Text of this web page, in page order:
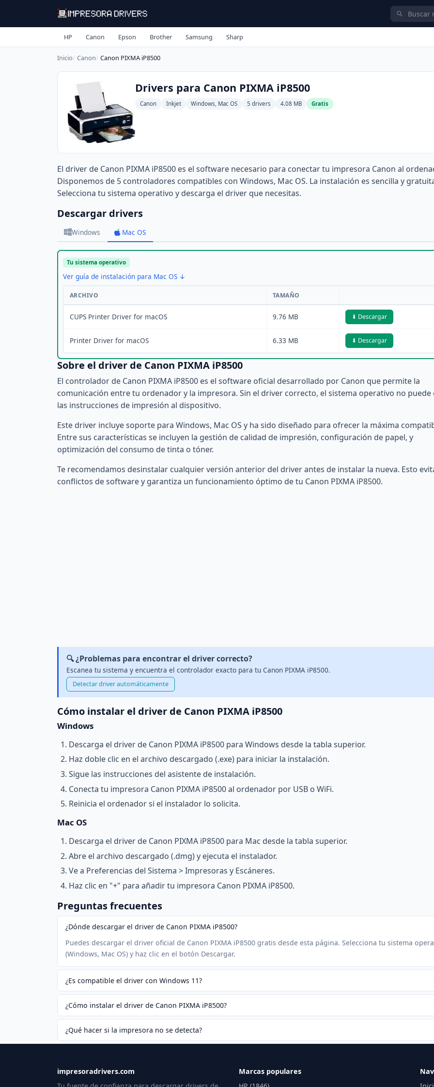
HP Canon Epson Brother Samsung Sharp
Inicio Canon Canon PIXMA iP8500
Drivers para Canon PIXMA iP8500
Canon Inkjet Windows, Mac OS 5 drivers 4.08 MB Gratis
El driver de Canon PIXMA iP8500 es el software necesario para conectar tu impresora Canon al
Disponemos de 5 controladores compatibles con Windows, Mac OS. La instalación es sencilla y
Selecciona tu sistema operativo y descarga el driver que necesitas.
Descargar drivers
Windows Mac OS
Tu sistema operativo
Ver guía de instalación para Mac OS ↓
ARCHIVO TAMAÑO
CUPS Printer Driver for macOS 9.76 MB ⬇ Descargar
Printer Driver for macOS 6.33 MB ⬇ Descargar
Sobre el driver de Canon PIXMA iP8500
El controlador de Canon PIXMA iP8500 es el software oficial desarrollado por Canon que permite la
comunicación entre tu ordenador y la impresora. Sin el driver correcto, el sistema operativo no puede
las instrucciones de impresión al dispositivo.
Este driver incluye soporte para Windows, Mac OS y ha sido diseñado para ofrecer la máxima
Entre sus características se incluyen la gestión de calidad de impresión, configuración de papel, y
optimización del consumo de tinta o tóner.
Te recomendamos desinstalar cualquier versión anterior del driver antes de instalar la nueva. Esto
conflictos de software y garantiza un funcionamiento óptimo de tu Canon PIXMA iP8500.
🔍 ¿Problemas para encontrar el driver correcto?
Escanea tu sistema y encuentra el controlador exacto para tu Canon PIXMA iP8500.
Detectar driver automáticamente
Cómo instalar el driver de Canon PIXMA iP8500
Windows
Descarga el driver de Canon PIXMA iP8500 para Windows desde la tabla superior.
Haz doble clic en el archivo descargado (.exe) para iniciar la instalación.
Sigue las instrucciones del asistente de instalación.
Conecta tu impresora Canon PIXMA iP8500 al ordenador por USB o WiFi.
Reinicia el ordenador si el instalador lo solicita.
Mac OS
Descarga el driver de Canon PIXMA iP8500 para Mac desde la tabla superior.
Abre el archivo descargado (.dmg) y ejecuta el instalador.
Ve a Preferencias del Sistema > Impresoras y Escáneres.
Haz clic en "+" para añadir tu impresora Canon PIXMA iP8500.
Preguntas frecuentes
¿Dónde descargar el driver de Canon PIXMA iP8500?
Puedes descargar el driver oficial de Canon PIXMA iP8500 gratis desde esta página. Selecciona tu sistema
(Windows, Mac OS) y haz clic en el botón Descargar.
¿Es compatible el driver con Windows 11?
¿Cómo instalar el driver de Canon PIXMA iP8500?
¿Qué hacer si la impresora no se detecta?
impresoradrivers.com
Marcas populares